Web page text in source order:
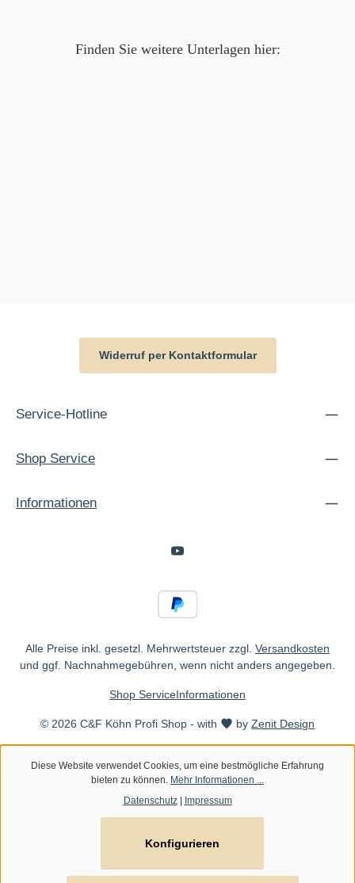
Finden Sie weitere Unterlagen hier:
Widerruf per Kontaktformular
Service-Hotline
Shop Service
Informationen
Alle Preise inkl. gesetzl. Mehrwertsteuer zzgl. Versandkosten
und ggf. Nachnahmegebühren, wenn nicht anders angegeben.
© 2026 C&F Köhn Profi Shop - with byZenit Design
Shop ServiceInformationen
Diese Website verwendet Cookies, um eine bestmögliche Erfahrung
bieten zu können. Mehr Informationen ...
Datenschutz| Impressum
Konfigurieren